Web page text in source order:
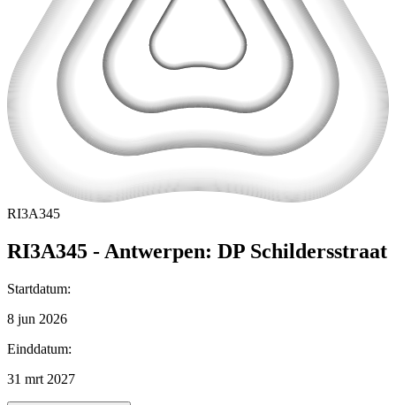
RI3A345
RI3A345 - Antwerpen: DP Schildersstraat
Startdatum:
8 jun 2026
Einddatum:
31 mrt 2027